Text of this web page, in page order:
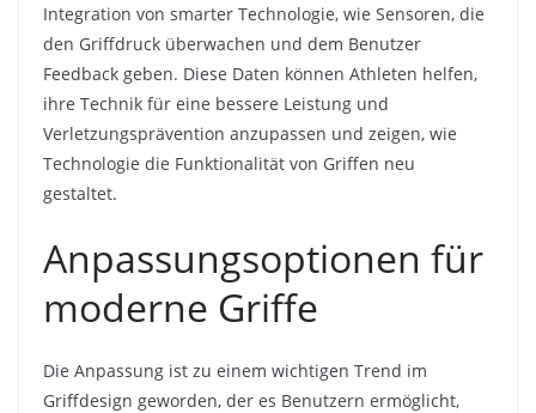
Integration von smarter Technologie, wie Sensoren, die
den Griffdruck überwachen und dem Benutzer
Feedback geben. Diese Daten können Athleten helfen,
ihre Technik für eine bessere Leistung und
Verletzungsprävention anzupassen und zeigen, wie
Technologie die Funktionalität von Griffen neu
gestaltet.
Anpassungsoptionen für
moderne Griffe
Die Anpassung ist zu einem wichtigen Trend im
Griffdesign geworden, der es Benutzern ermöglicht,